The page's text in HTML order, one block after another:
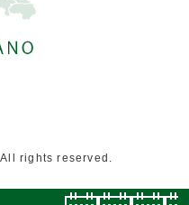
rights reserved.